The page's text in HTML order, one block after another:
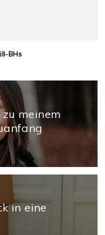
BHs
meinem
in eine